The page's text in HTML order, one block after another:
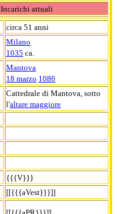
Incarichi attuali
circa 51 anni
Milano
1035 ca.
Mantova
18 marzo 1086
Cattedrale di Mantova, sotto
l'altare maggiore
{{{V}}}
[[{{{aVest}}}]]